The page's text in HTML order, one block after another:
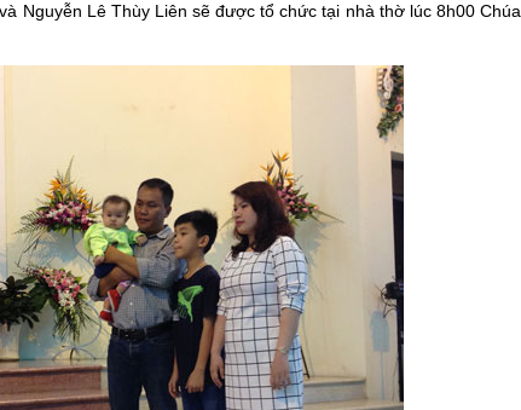
Lê Thùy Liên sẽ được tổ chức tại nhà thờ lúc 8h00 Chúa